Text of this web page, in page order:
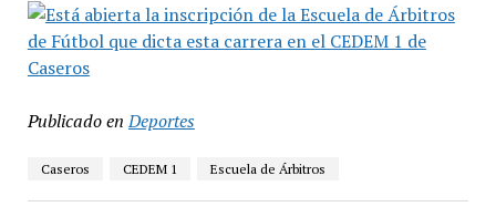
Publicado en Deportes
Caseros CEDEM 1 Escuela de Árbitros